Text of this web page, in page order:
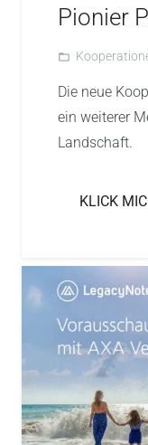
Pionier
folder_open
Die neue
ein weiterer
Landschaft.
KLICK